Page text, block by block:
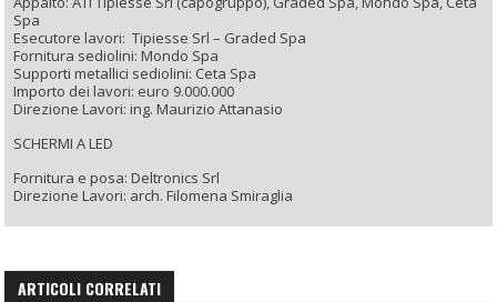
Spa
Esecutore lavori: Tipiesse Srl – Graded Spa
Fornitura sediolini: Mondo Spa
Supporti metallici sediolini: Ceta Spa
Importo dei lavori: euro 9.000.000
Direzione Lavori: ing. Maurizio Attanasio
SCHERMI A LED
Fornitura e posa: Deltronics Srl
Direzione Lavori: arch. Filomena Smiraglia
ARTICOLI CORRELATI